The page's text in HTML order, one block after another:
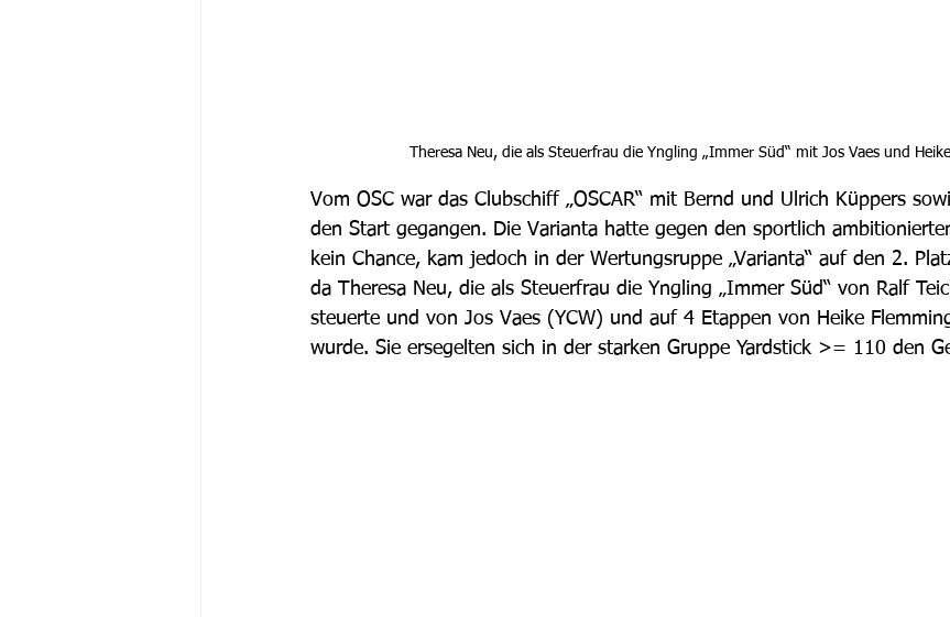
Theresa Neu, die als Steuerfrau die Yngling „Immer Süd“ mit Jos Vaes und
Vom OSC war das Clubschiff „OSCAR“ mit Bernd und Ulrich Küppers
den Start gegangen. Die Varianta hatte gegen den sportlich
kein Chance, kam jedoch in der Wertungsruppe „Varianta“ auf den 2.
da Theresa Neu, die als Steuerfrau die Yngling „Immer Süd“ von Ralf
steuerte und von Jos Vaes (YCW) und auf 4 Etappen von Heike
wurde. Sie ersegelten sich in der starken Gruppe Yardstick >= 110 den